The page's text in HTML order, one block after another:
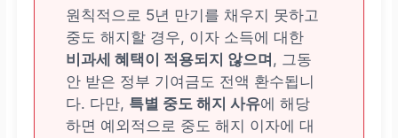
원칙적으로 5년 만기를 채우지 못하고
중도 해지할 경우, 이자 소득에 대한
비과세 혜택이 적용되지 않으며 , 그동
안 받은 정부 기여금도 전액 환수됩니
다. 다만, 특별 중도 해지 사유에 해당
하면 예외적으로 중도 해지 이자에 대